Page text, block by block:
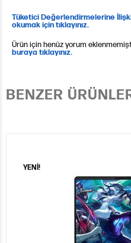
Tüketici Değerlendirmelerine
okumak için tıklayınız.
Ürün için henüz yorum
buraya tıklayınız.
BENZER
YENİ!